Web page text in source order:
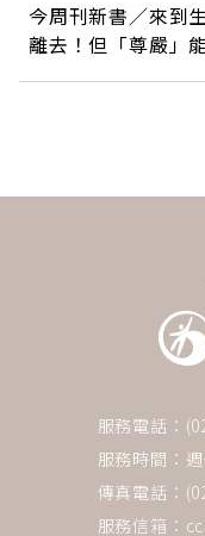
今周刊新書／來到
離去！但「尊嚴」
服務電話：
服務時間：
傳真電話：
服務信箱：